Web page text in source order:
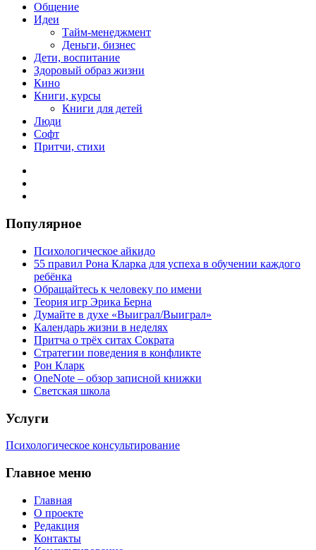
Общение
Идеи
Тайм-менеджмент
Деньги, бизнес
Дети, воспитание
Здоровый образ жизни
Кино
Книги, курсы
Книги для детей
Люди
Софт
Притчи, стихи
Популярное
Психологическое айкидо
55 правил Рона Кларка для успеха в обучении каждого
ребёнка
Обращайтесь к человеку по имени
Теория игр Эрика Берна
Думайте в духе «Выиграл/Выиграл»
Календарь жизни в неделях
Притча о трёх ситах Сократа
Стратегии поведения в конфликте
Рон Кларк
OneNote – обзор записной книжки
Светская школа
Услуги
Психологическое консультирование
Главное меню
Главная
О проекте
Редакция
Контакты